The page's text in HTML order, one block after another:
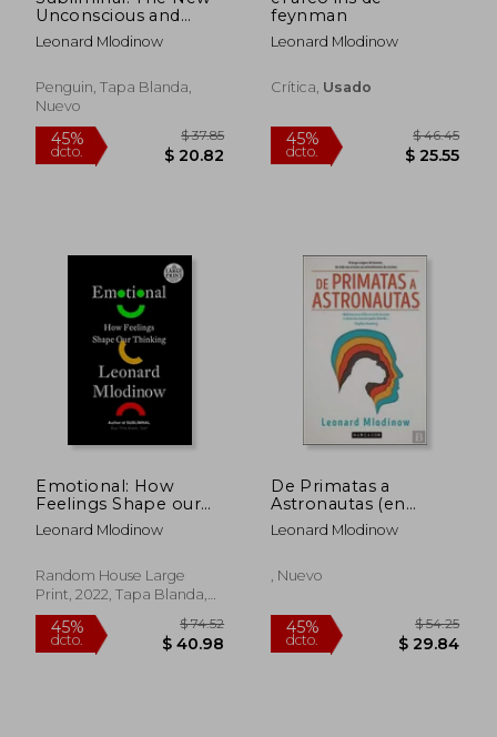
Unconscious and
What it Teaches Us
Leonard Mlodinow
Penguin, Tapa Blanda,
Nuevo
feynman
Leonard Mlodinow
Crítica, Usado
Emotional: How
Feelings Shape our
Thinking (Random
House Large Print)
Leonard Mlodinow
Random House Large
Print, 2022, Tapa Blanda,
Nuevo
De Primatas a
Astronautas (en
Portugués)
Leonard Mlodinow
, Nuevo